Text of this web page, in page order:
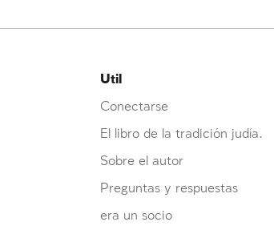
Util
Conectarse
El libro de la tradición judía.
Sobre el autor
Preguntas y respuestas
era un socio